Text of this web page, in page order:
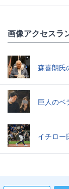
画像アクセスラ
森喜朗氏
巨人のベ
イチロー